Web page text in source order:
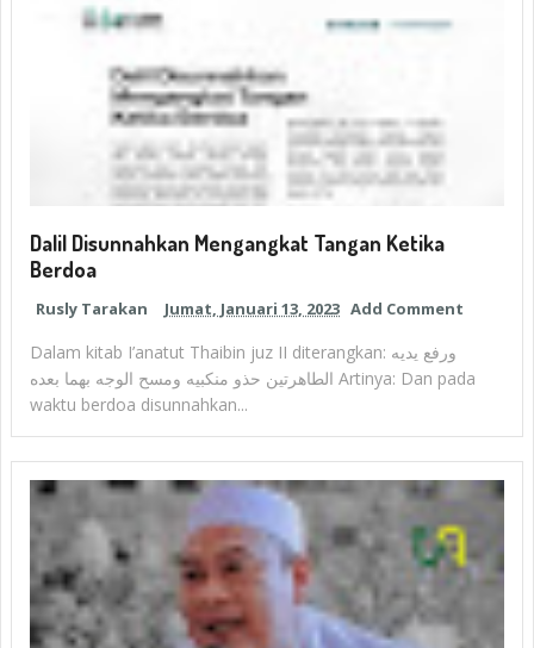
Dalil Disunnahkan Mengangkat Tangan Ketika
Berdoa
Rusly Tarakan Jumat, Januari 13, 2023 Add Comment
Dalam kitab I’anatut Thaibin juz II diterangkan: ورفع يديه
الطاهرتين حذو منكبيه ومسح الوجه بهما بعده Artinya: Dan pada
waktu berdoa disunnahkan...